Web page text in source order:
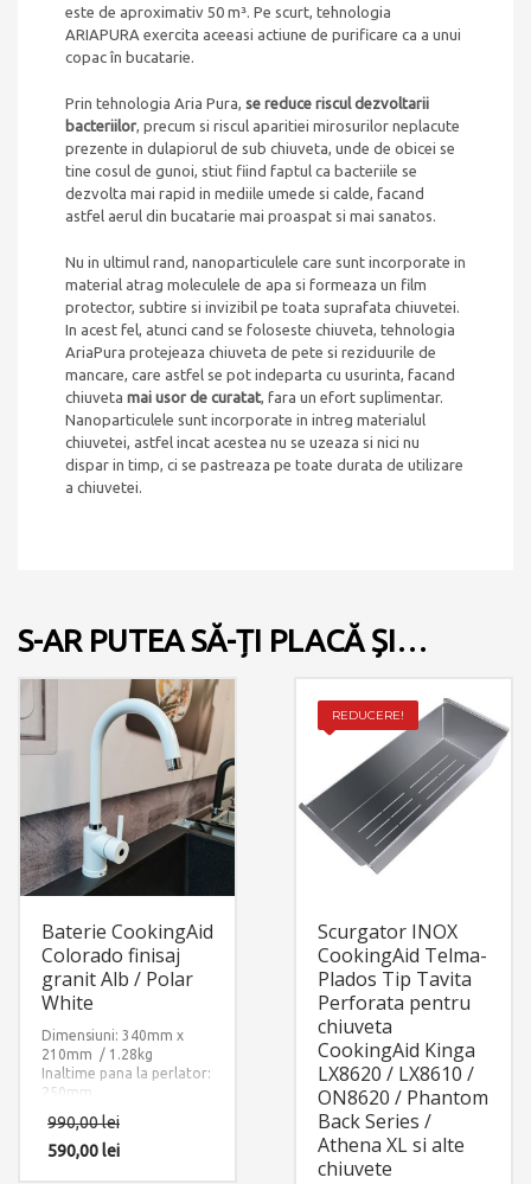
este de aproximativ 50 m³. Pe scurt, tehnologia
ARIAPURA exercita aceeasi actiune de purificare ca a unui
copac în bucatarie.
Prin tehnologia Aria Pura, se reduce riscul dezvoltarii
bacteriilor, precum si riscul aparitiei mirosurilor neplacute
prezente in dulapiorul de sub chiuveta, unde de obicei se
tine cosul de gunoi, stiut fiind faptul ca bacteriile se
dezvolta mai rapid in mediile umede si calde, facand
astfel aerul din bucatarie mai proaspat si mai sanatos.
Nu in ultimul rand, nanoparticulele care sunt incorporate in
material atrag moleculele de apa si formeaza un film
protector, subtire si invizibil pe toata suprafata chiuvetei.
In acest fel, atunci cand se foloseste chiuveta, tehnologia
AriaPura protejeaza chiuveta de pete si reziduurile de
mancare, care astfel se pot indeparta cu usurinta, facand
chiuveta mai usor de curatat, fara un efort suplimentar.
Nanoparticulele sunt incorporate in intreg materialul
chiuvetei, astfel incat acestea nu se uzeaza si nici nu
dispar in timp, ci se pastreaza pe toate durata de utilizare
a chiuvetei.
S-AR PUTEA SĂ-ȚI PLACĂ ȘI…
Baterie CookingAid
Colorado finisaj
granit Alb / Polar
White
Dimensiuni: 340mm x
210mm / 1.28kg
Inaltime pana la perlator:
250mm.
Finisaj: Ultra Granit ALB
POLAR – POLAR WHITE
Accesorii instalare
990,00lei
590,00lei
REDUCERE!
Scurgator INOX
CookingAid Telma-
Plados Tip Tavita
Perforata pentru
chiuveta
CookingAid Kinga
LX8620 / LX8610 /
ON8620 / Phantom
Back Series /
Athena XL si alte
chiuvete